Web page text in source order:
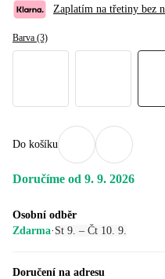
Zaplatím na třetiny bez
Barva (3)
Do košíku
Doručíme od 9. 9. 2026
Osobní odběr
Zdarma· St 9. – Čt 10. 9.
Doručení na adresu